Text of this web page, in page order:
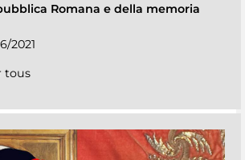
Romana e della memoria
2021
tous